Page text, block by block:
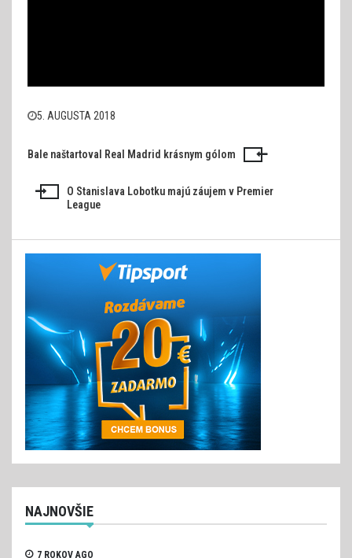
5. AUGUSTA 2018
Navigácia
Bale naštartoval Real Madrid krásnym gólom
O Stanislava Lobotku majú záujem v Premier
League
NAJNOVŠIE
7 ROKOV AGO